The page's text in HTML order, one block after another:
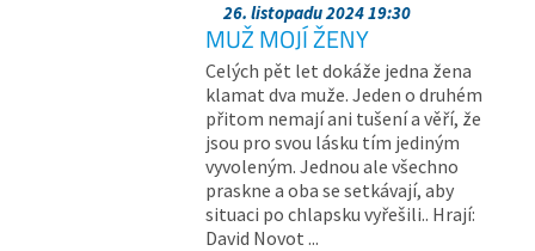
26. listopadu 2024 19:30
MUŽ MOJÍ ŽENY
Celých pět let dokáže jedna žena
klamat dva muže. Jeden o druhém
přitom nemají ani tušení a věří, že
jsou pro svou lásku tím jediným
vyvoleným. Jednou ale všechno
praskne a oba se setkávají, aby
situaci po chlapsku vyřešili.. Hrají:
David Novot ...